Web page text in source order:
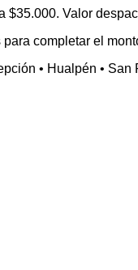
$35.000. Valor
completar el
• Hualpén •